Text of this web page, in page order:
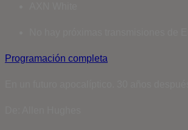
Programación completa